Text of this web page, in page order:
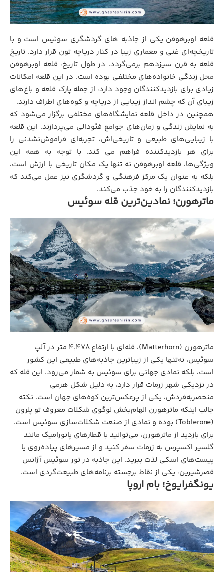
قلعه اوبرهوفن یکی از جاذبه های گردشگری سوئیس است و با
تاریخچه‌ای غنی و معماری زیبا در کنار دریاچه تون قرار دارد. تاریخ
قلعه به قرن سیزدهم برمی‌گردد. در طول تاریخ، قلعه اوبرهوفن
محل زندگی خانواده‌های مختلفی بوده است. در این قلعه امکانات
زیادی برای بازدیدکنندگان وجود دارد، از جمله پارک قلعه و باغ‌های
زیبای آن که چشم انداز زیبایی از دریاچه و کوه‌های اطراف دارند.
همچنین در داخل قلعه نمایشگاه‌های مختلفی برگزار می‌شود که
به نمایش زندگی و زمان‌های جوامع فئودالی می‌پردازند. این قلعه
با زیبایی‌های طبیعی و تاریخی‌اش، تجربه‌ای فراموش‌نشدنی را
برای هر بازدیدکننده فراهم می کند. با توجه به همه این
ویژگی‌ها، قلعه اوبرهوفن نه تنها یک مکان تاریخی با ارزش است،
بلکه به عنوان یک مرکز فرهنگی و گردشگری نیز عمل می‌کند که
بازدیدکنندگان را به خود جذب می‌کند.
ماترهورن؛ نمادین‌ترین قله سوئیس
ماترهورن (Matterhorn)، قله‌ای با ارتفاع ۴,۴۷۸ متر در آلپ
سوئیس، نه‌تنها یکی از زیباترین جاذبه‌های طبیعی این کشور
است، بلکه نمادی جهانی برای سوئیس به شمار می‌رود. این قله که
در نزدیکی شهر زرمات قرار دارد، به دلیل شکل هرمی
منحصربه‌فردش، یکی از پرعکس‌ترین کوه‌های جهان است. نکته
جالب اینکه ماترهورن الهام‌بخش لوگوی شکلات معروف تو پلرون
(Toblerone) بوده و نمادی از صنعت شکلات‌سازی سوئیس است.
برای بازدید از ماترهورن، می‌توانید با قطارهای پانورامیک مانند
گلسیر اکسپرس به زرمات سفر کنید و از مسیرهای پیاده‌روی یا
پیست‌های اسکی لذت ببرید. این جاذبه در تور سوئیس آژانس
قصرشیرین، یکی از نقاط برجسته برنامه‌های طبیعت‌گردی است.
یونگفرایوخ؛ بام اروپا